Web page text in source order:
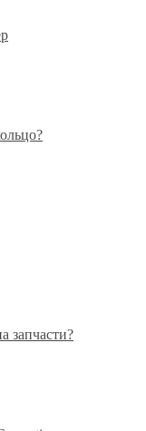
запчасти?